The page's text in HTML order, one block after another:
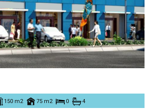
150 m2 75 m2 0 4